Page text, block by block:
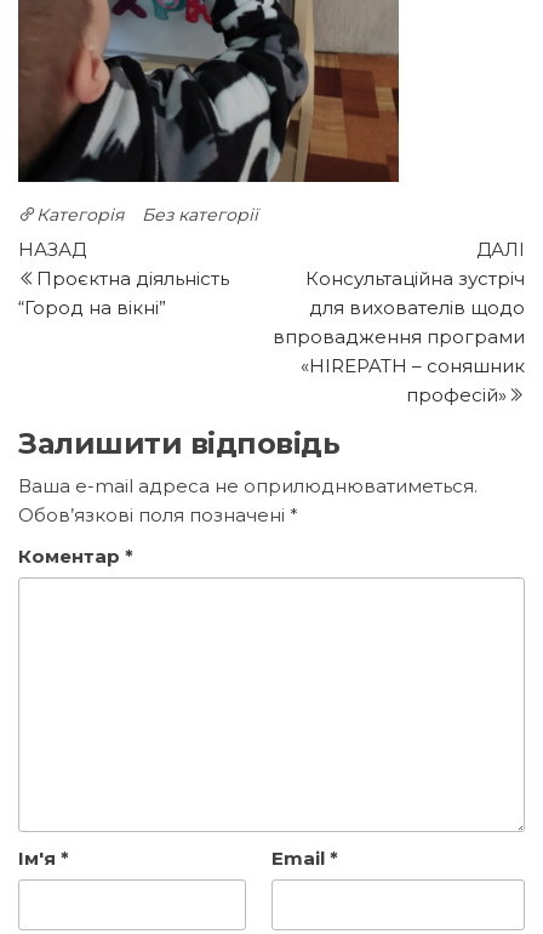
Категорія Без категорії
Навігація
записів
Попередній
запис
НАЗАД
Проєктна діяльність
“Город на вікні”
ДАЛІ
Консультаційна зустріч
для вихователів щодо
впровадження програми
«HIREPATH – соняшник
професій»
Залишити відповідь
Ваша e-mail адреса не оприлюднюватиметься.
Обов’язкові поля позначені *
Коментар *
Ім'я * Email *